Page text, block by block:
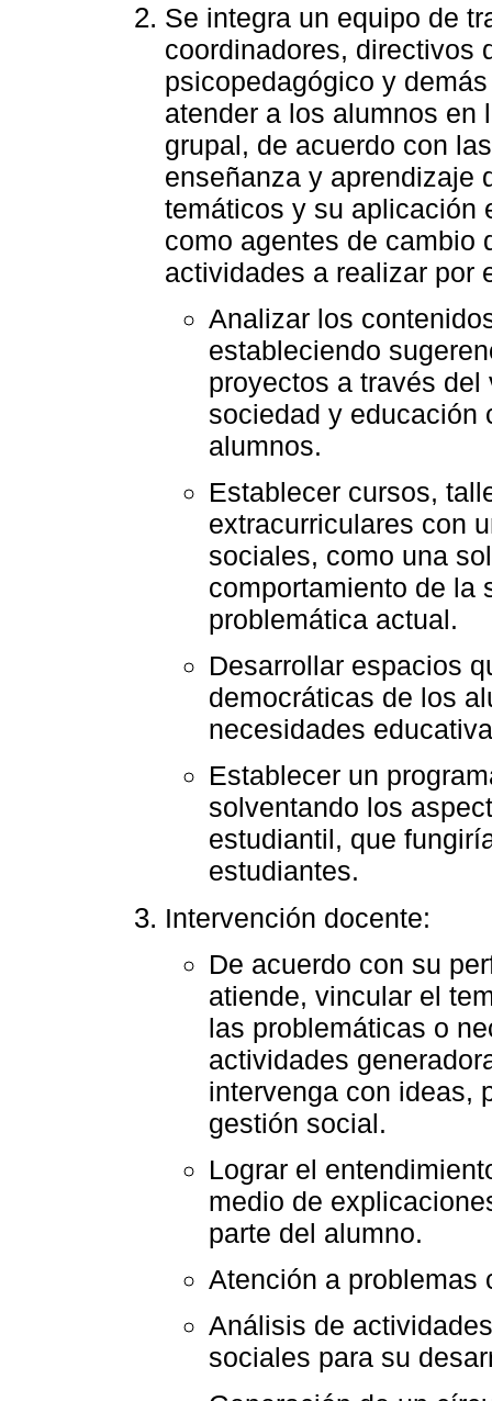
Se integra un equipo de
coordinadores, directivos
psicopedagógico y
atender a los alumnos en
grupal, de acuerdo con
enseñanza y aprendizaje
temáticos y su aplicación
como agentes de cambio
actividades a realizar por
Analizar los
estableciendo
proyectos a través
sociedad y educación
alumnos.
Establecer cursos,
extracurriculares con
sociales, como una
comportamiento de la
problemática actual.
Desarrollar espacios
democráticas de los
necesidades
Establecer un
solventando los
estudiantil, que
estudiantes.
Intervención docente:
De acuerdo con su
atiende, vincular el
las problemáticas o
actividades
intervenga con ideas,
gestión social.
Lograr el
medio de
parte del alumno.
Atención a problemas
Análisis de
sociales para su